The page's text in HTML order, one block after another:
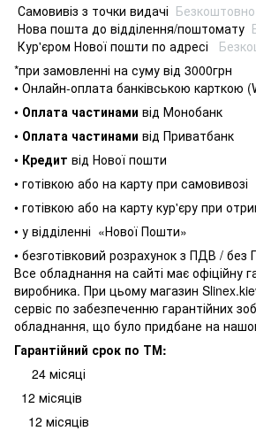
Самовивіз з точки видачі Безкоштовно
Нова пошта до відділення/поштомату
Кур'єром Нової пошти по адресі
*при замовленні на суму від 3000грн
• Онлайн-оплата банківською карткою
• Оплата частинами від Монобанк
• Оплата частинами від Приватбанк
• Кредит від Нової пошти
• готівкою або на карту при самовивозі
• готівкою або на карту кур'єру при
• у відділенні «Нової Пошти»
• безготівковий розрахунок з ПДВ / без
Все обладнання на сайті має офіційну
виробника. При цьому магазин
сервіс по забезпеченню гарантійних
обладнання, що було придбане на
Гарантійний срок по ТМ:
24 місяці
12 місяців
12 місяців